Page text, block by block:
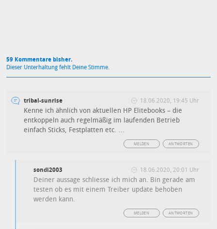
59 Kommentare bisher.
Dieser Unterhaltung fehlt Deine Stimme.
tribal-sunrise 18.06.2020, 19:45 Uhr
Kenne ich ähnlich von aktuellen HP Elitebooks – die
entkoppeln auch regelmäßig im laufenden Betrieb
einfach Sticks, Festplatten etc. …
ANTWORTEN
MELDEN
sondi2003 18.06.2020, 20:01 Uhr
Deiner aussage schliesse ich mich an. Bin gerade am
testen ob es mit einem Treiber update behoben
werden kann.
ANTWORTEN
MELDEN